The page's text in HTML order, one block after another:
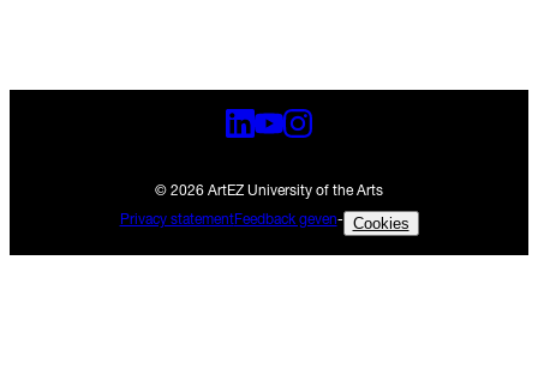
© 2026 ArtEZ University of the Arts
Privacy statementFeedback geven- Cookies